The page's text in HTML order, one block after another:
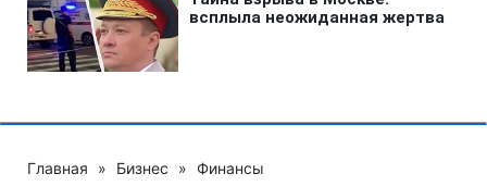
Главная » Бизнес » Финансы